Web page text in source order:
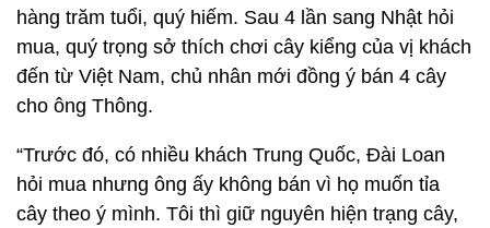
hàng trăm tuổi, quý hiếm. Sau 4 lần sang Nhật hỏi
mua, quý trọng sở thích chơi cây kiểng của vị khách
đến từ Việt Nam, chủ nhân mới đồng ý bán 4 cây
cho ông Thông.
“Trước đó, có nhiều khách Trung Quốc, Đài Loan
hỏi mua nhưng ông ấy không bán vì họ muốn tỉa
cây theo ý mình. Tôi thì giữ nguyên hiện trạng cây,